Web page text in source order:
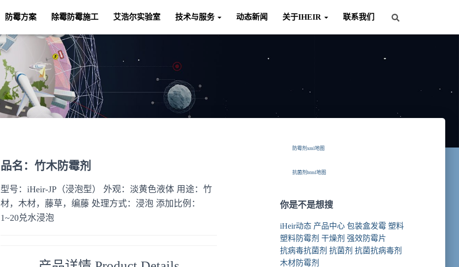
防霉方案 除霉防霉施工 艾浩尔实验室 技术与服务 动态新闻 关于IHEIR 联系我们
品名：竹木防霉剂
型号：iHeir-JP（浸泡型） 外观：淡黄色液体 用途：竹
材，木材，藤草，编藤 处理方式：浸泡 添加比例：
1~20兑水浸泡
防霉剂xml地图
抗菌剂html地图
你是不是想搜
iHeir动态 产品中心 包装盒发霉 塑料
塑料防霉剂 干燥剂 强效防霉片
抗病毒抗菌剂 抗菌剂 抗菌抗病毒剂
木材防霉剂